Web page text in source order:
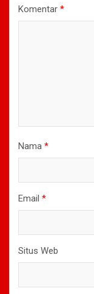
Komentar *
Nama *
Email *
Situs Web